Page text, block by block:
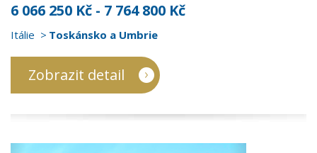
6 066 250 Kč - 7 764 800 Kč
Itálie Toskánsko a Umbrie
Zobrazit detail